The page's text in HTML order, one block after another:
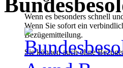
Wenn es besonders schnell
Wenn Sie sofort ein
Bezügemitteilung.
Sie können auch ohne